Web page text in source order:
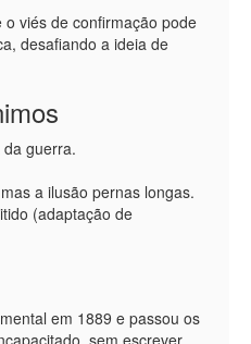
viés de confirmação pode
desafiando a ideia de
guerra.
a ilusão pernas longas.
(adaptação de
em 1889 e passou os
sem escrever